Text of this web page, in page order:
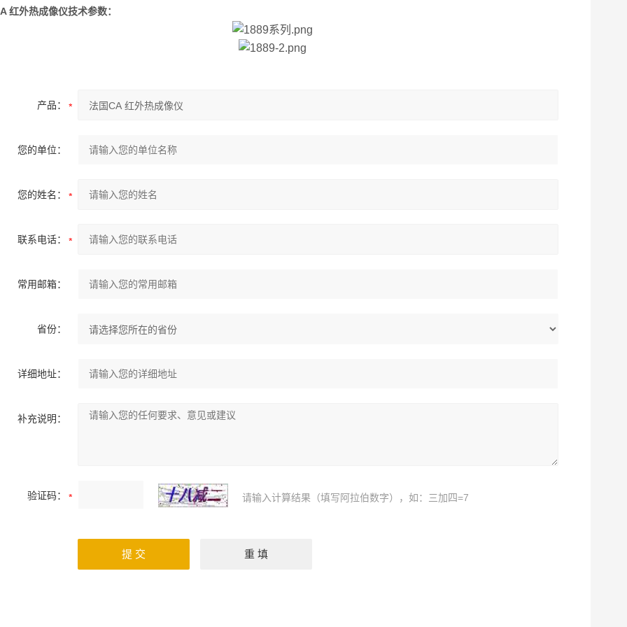
红外热成像仪技术参数：
产品：
您的单位：
您的姓名：
联系电话：
常用邮箱：
省份：
详细地址：
补充说明：
验证码： 请输入计算结果（填写阿拉伯数字），如：三加四=7